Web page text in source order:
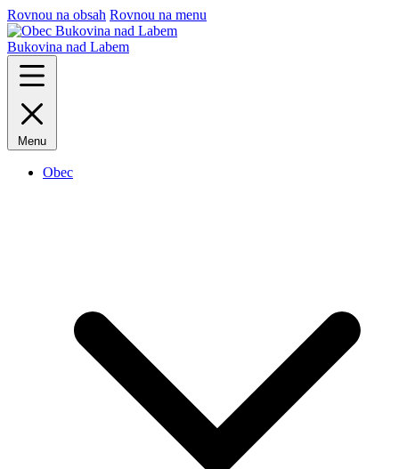
Rovnou na obsah Rovnou na menu
Bukovina nad Labem
Menu
Obec